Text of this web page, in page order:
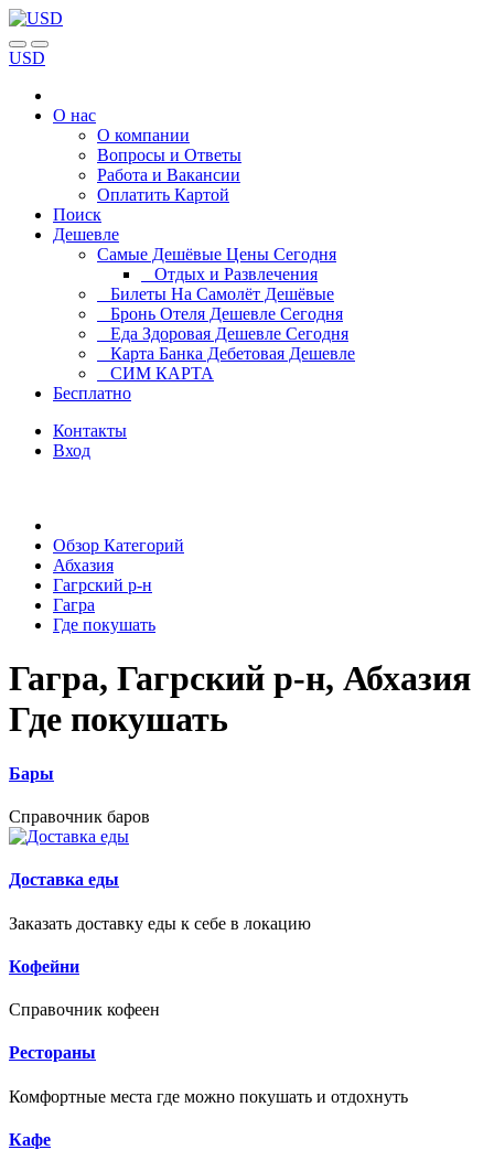
USD
О нас
О компании
Вопросы и Ответы
Работа и Вакансии
Оплатить Картой
Поиск
Дешевле
Самые Дешёвые Цены Сегодня
Отдых и Развлечения
Билеты На Самолёт Дешёвые
Бронь Отеля Дешевле Сегодня
Еда Здоровая Дешевле Сегодня
Карта Банка Дебетовая Дешевле
СИМ КАРТА
Бесплатно
Контакты
Вход
Обзор Категорий
Абхазия
Гагрский р-н
Гагра
Где покушать
Гагра, Гагрский р-н, Абхазия
Где покушать
Бары
Справочник баров
Доставка еды
Заказать доставку еды к себе в локацию
Кофейни
Справочник кофеен
Рестораны
Комфортные места где можно покушать и отдохнуть
Кафе